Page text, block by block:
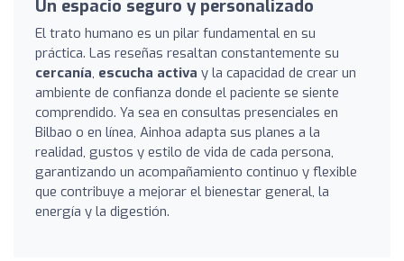
Un espacio seguro y personalizado
El trato humano es un pilar fundamental en su
práctica. Las reseñas resaltan constantemente su
cercanía, escucha activa y la capacidad de crear un
ambiente de confianza donde el paciente se siente
comprendido. Ya sea en consultas presenciales en
Bilbao o en línea, Ainhoa adapta sus planes a la
realidad, gustos y estilo de vida de cada persona,
garantizando un acompañamiento continuo y flexible
que contribuye a mejorar el bienestar general, la
energía y la digestión.